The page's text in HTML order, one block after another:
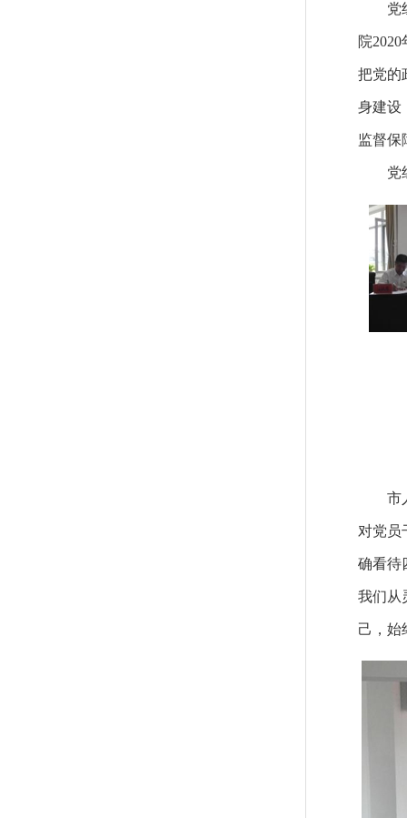
党组
院
把党的
身建设
监督保
党组
市人
对党员
确看待
我们从
己，始